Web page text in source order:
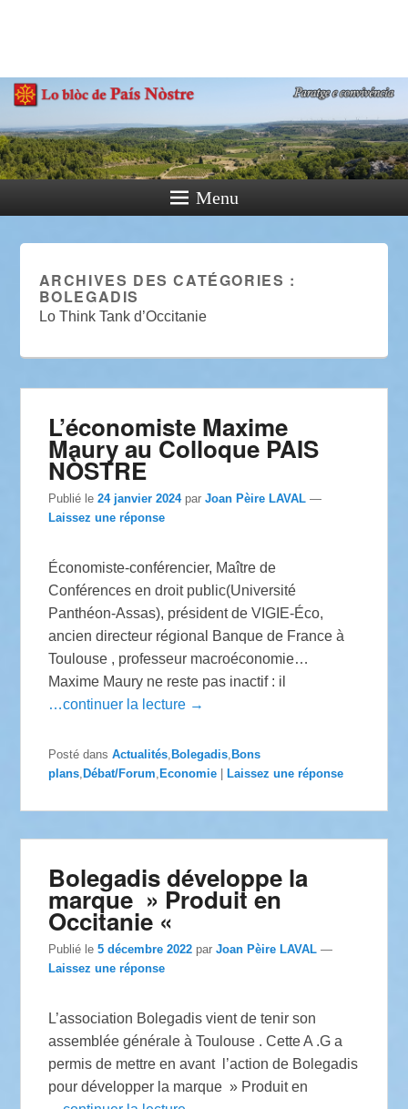
Paratge e Convivència
Menu
ARCHIVES DES CATÉGORIES :
BOLEGADIS
Lo Think Tank d’Occitanie
L’économiste Maxime
Maury au Colloque PAIS
NÒSTRE
Publié le24 janvier 2024 parJoan Pèire LAVAL —
Laissez une réponse
Économiste-conférencier, Maître de
Conférences en droit public(Université
Panthéon-Assas), président de VIGIE-Éco,
ancien directeur régional Banque de France à
Toulouse , professeur macroéconomie…
Maxime Maury ne reste pas inactif : il
…continuer la lecture →
Posté dans Actualités Bolegadis Bons
plans Débat/Forum Economie Laissez une réponse
Bolegadis développe la
marque » Produit en
Occitanie «
Publié le5 décembre 2022 parJoan Pèire LAVAL —
Laissez une réponse
L’association Bolegadis vient de tenir son
assemblée générale à Toulouse . Cette A .G a
permis de mettre en avant l’action de Bolegadis
pour développer la marque » Produit en